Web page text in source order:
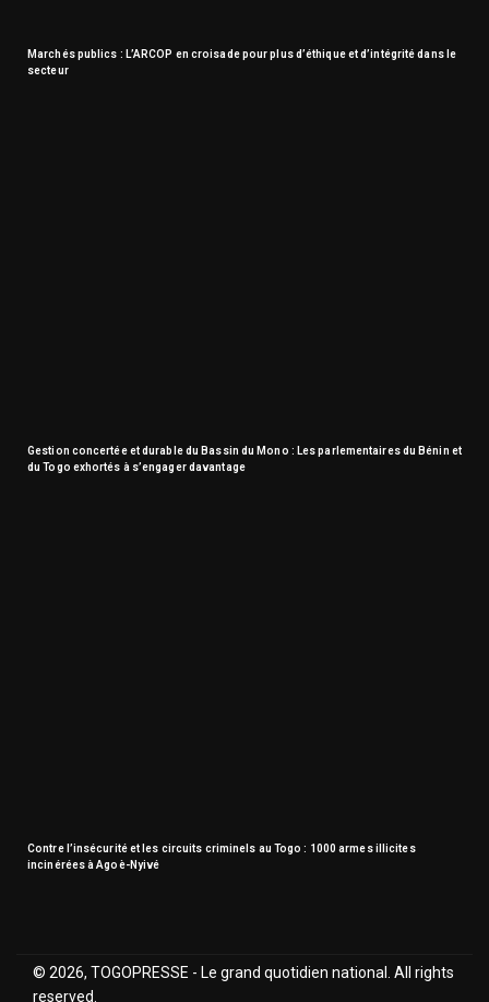
Marchés publics : L’ARCOP en croisade pour plus d’éthique et d’intégrité dans le
secteur
Gestion concertée et durable du Bassin du Mono : Les parlementaires du Bénin et
du Togo exhortés à s’engager davantage
Contre l’insécurité et les circuits criminels au Togo : 1000 armes illicites
incinérées à Agoè-Nyivé
© 2026, TOGOPRESSE - Le grand quotidien national. All rights
reserved.